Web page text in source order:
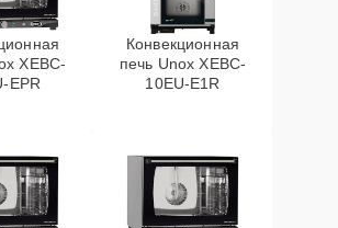
XEBC-
EPR
Конвекционная
печь Unox XEBC-
10EU-E1R